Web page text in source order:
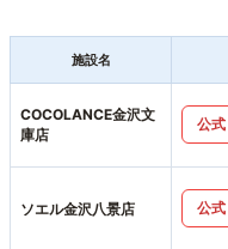
施設名
COCOLANCE金沢文
庫店
公式
ソエル金沢八景店 公式